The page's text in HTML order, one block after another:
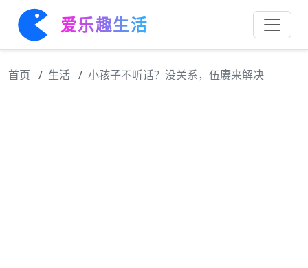
爱乐趣生活
首页 生活 小孩子不听话？没关系，伍赓来解决